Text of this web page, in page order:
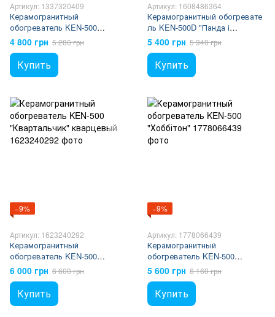
Артикул: 1337320409
Керамогранитный
обогреватель KEN-500
"Котофей" джинс
4 800 грн 5 280 грн
Купить
Артикул: 1608486364
Керамогранитный обогревате
ль KEN-500D "Панда і
команда" кварцевый
5 400 грн 5 940 грн
Купить
−9%
Артикул: 1623240292
Керамогранитный
обогреватель KEN-500
"Квартальчик" кварцевый
6 000 грн 6 600 грн
Купить
−9%
Артикул: 1778066439
Керамогранитный
обогреватель KEN-500
"Хоббітон"
5 600 грн 6 160 грн
Купить